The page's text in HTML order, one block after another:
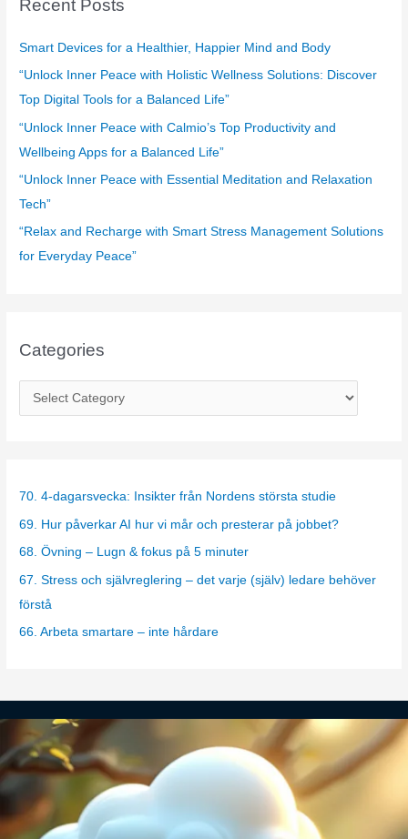
f
o
r
Recent Posts
Smart Devices for a Healthier, Happier Mind and Body
“Unlock Inner Peace with Holistic Wellness Solutions: Discover
Top Digital Tools for a Balanced Life”
“Unlock Inner Peace with Calmio’s Top Productivity and
Wellbeing Apps for a Balanced Life”
“Unlock Inner Peace with Essential Meditation and Relaxation
Tech”
“Relax and Recharge with Smart Stress Management Solutions
for Everyday Peace”
Categories
a
g
e
s
70. 4-dagarsvecka: Insikter från Nordens största studie
69. Hur påverkar AI hur vi mår och presterar på jobbet?
68. Övning – Lugn & fokus på 5 minuter
67. Stress och självreglering – det varje (själv) ledare behöver
förstå
66. Arbeta smartare – inte hårdare